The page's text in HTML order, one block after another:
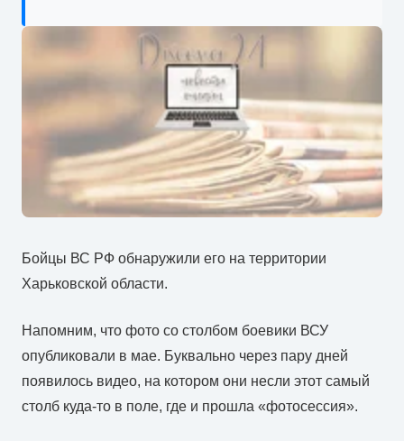
Бойцы ВС РФ обнаружили его на территории
Харьковской области.
Напомним, что фото со столбом боевики ВСУ
опубликовали в мае. Буквально через пару дней
появилось видео, на котором они несли этот самый
столб куда-то в поле, где и прошла «фотосессия».